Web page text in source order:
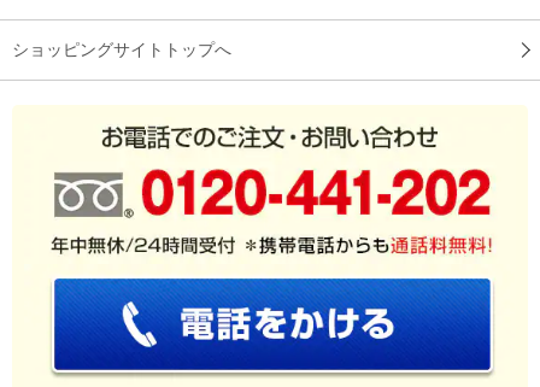
ショッピングサイトトップへ